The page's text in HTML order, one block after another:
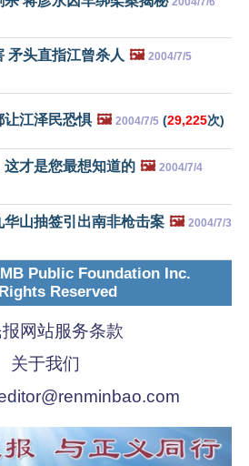
矛头直指江曾杀人 🖼️ 2004/7/5
让江泽民恐惧 🖼️ 2004/7/5 (29,225次)
才是您最想知道的 🖼️ 2004/7/4
山抽签引出南非枪击案 🖼️ 2004/7/3
Public Foundation Inc.
Reserved
报网站服务条款
关于我们